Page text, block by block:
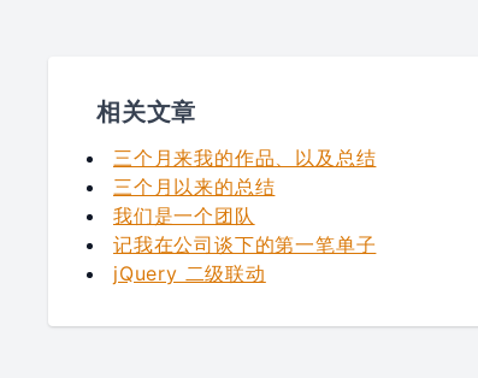
相关文章
三个月来我的作品、以及总结
三个月以来的总结
我们是一个团队
记我在公司谈下的第一笔单子
jQuery 二级联动